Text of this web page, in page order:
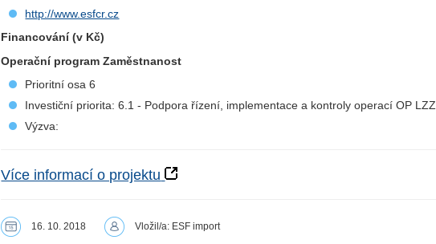
http://www.esfcr.cz
Financování (v Kč)
Operační program Zaměstnanost
Prioritní osa 6
Investiční priorita: 6.1 - Podpora řízení, implementace a kontroly operací OP LZZ
Výzva:
Více informací o projektu
16. 10. 2018 Vložil/a: ESF import